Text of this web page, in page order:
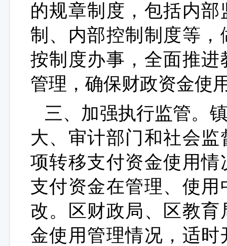
的规章制度，包括内
制、内部控制制度等
按制度办事，全面推
管理，确保财政资金使
三、加强执行监管。
大、审计部门和社会
项转移支付资金使用
支付资金在管理、使
改。区财政局、区教
金使用管理情况，适